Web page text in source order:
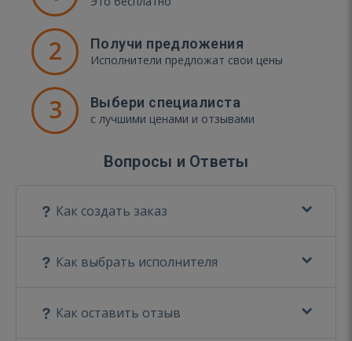
2 Получи предложения
Исполнители предложат свои цены
3 Выбери специалиста
с лучшими ценами и отзывами
Вопросы и Ответы
Как создать заказ
Как выбрать исполнителя
Как оставить отзыв